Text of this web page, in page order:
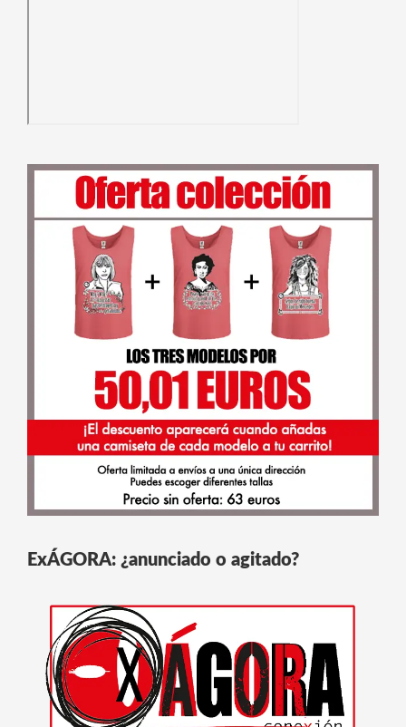
ExÁGORA: ¿anunciado o agitado?